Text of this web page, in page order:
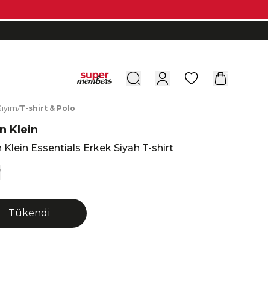
0
iyim/T-shirt & Polo
Klein
Klein Essentials Erkek Siyah T-shirt
Tükendi